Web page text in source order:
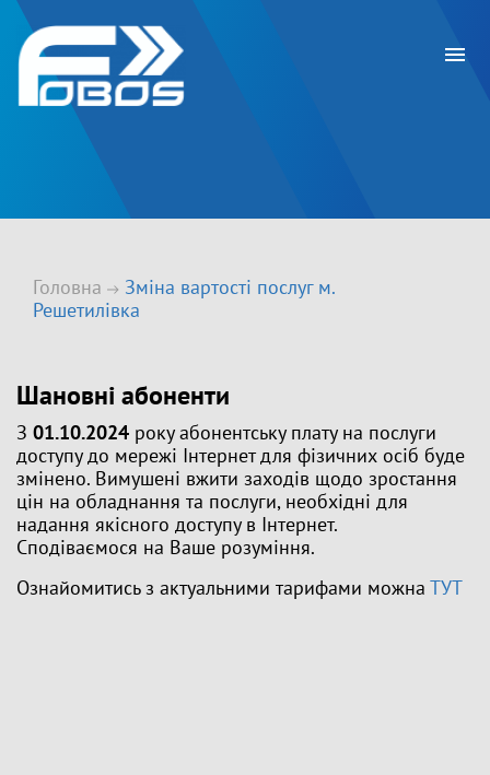
Головна
Зміна вартості послуг м.
Решетилівка
Шановні абоненти
З 01.10.2024 року абонентську плату на послуги
доступу до мережі Інтернет для фізичних осіб буде
змінено. Вимушені вжити заходів щодо зростання
цін на обладнання та послуги, необхідні для
надання якісного доступу в Інтернет.
Сподіваємося на Ваше розуміння.
Ознайомитись з актуальними тарифами можна ТУТ